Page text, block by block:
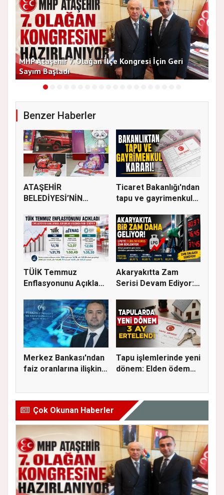
MHP Ataşehir 7. Olağan İlçe Kongresi İçin Geri
Sayım Başladı
Benzer Haberler
ATAŞEHİR
BELEDİYESİ’NİN
DEST...
Ticaret Bakanlığı'ndan
tapu ve gayrimenkul
TÜİK Temmuz
Enflasyonunu Açıkladı:
Akaryakıtta Zam
Serisi Devam Ediyor:
Merkez Bankası'ndan
faiz oranlarına ilişkin
Tapu işlemlerinde yeni
dönem: Elden ödeme
Çok Okunan Haberler